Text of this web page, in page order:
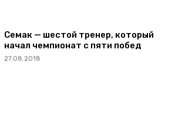
Семак — шестой тренер, который
начал чемпионат с пяти побед
27.08.2018